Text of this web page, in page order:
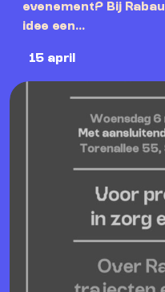
evenement? Bij
idee een...
15 april